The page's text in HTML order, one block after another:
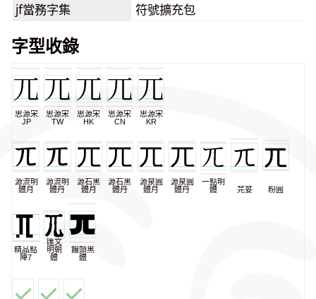
jf當務字集 符號擴充包
字型收錄
思源宋
JP
思源宋
TW
思源宋
HK
思源宋
CN
思源宋
KR
源流明
體月
源流明
體丹
源石黑
體月
源石黑
體丹
源泉圓
體月
源泉圓
體丹
一點明
體
芫荽 粉圓
精品點
陣7
匯文
明朝
體
饅頭黑
體